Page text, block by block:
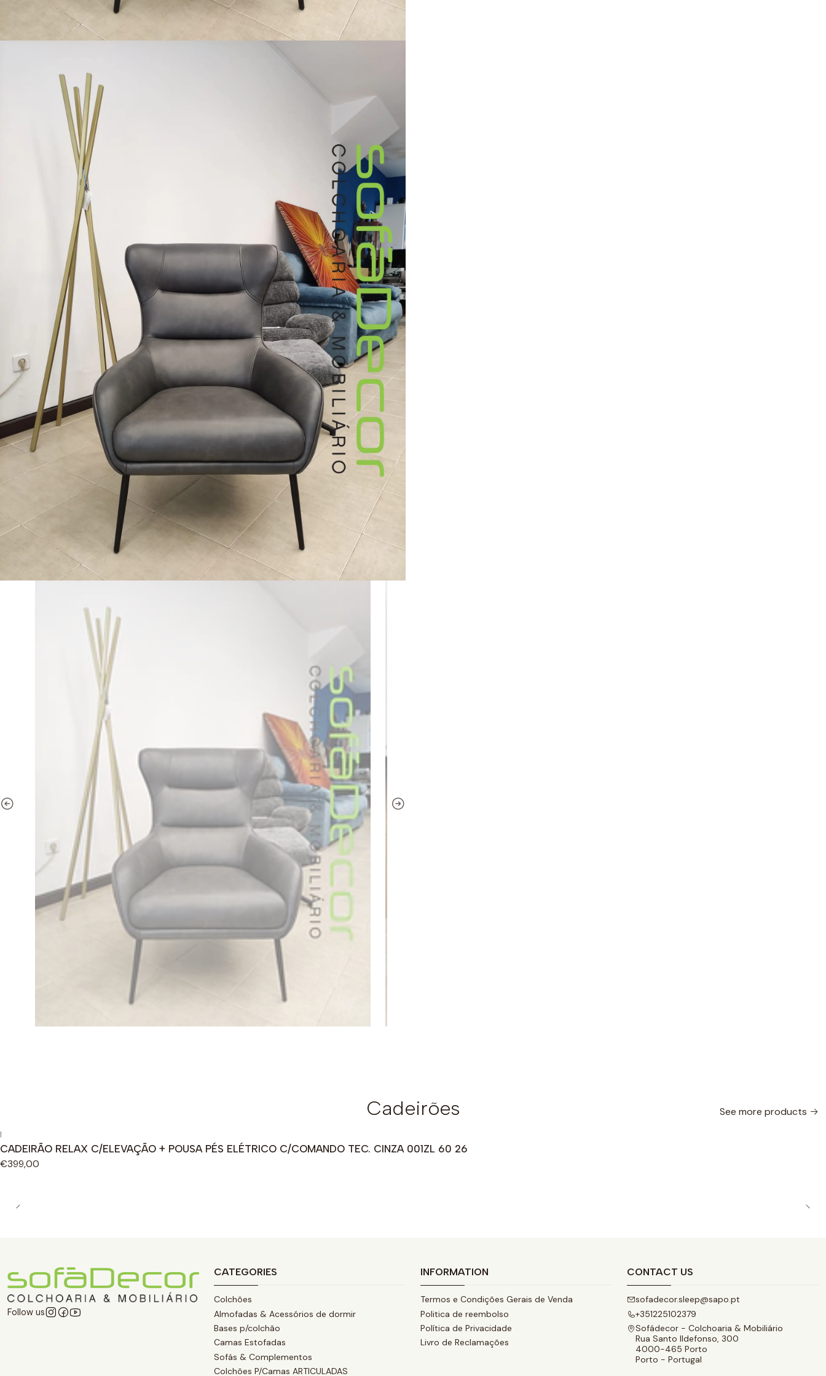
Cadeirões See more products
|
CADEIRÃO RELAX C/ELEVAÇÃO + POUSA PÉS ELÉTRICO C/COMANDO TEC. CINZA 001ZL 60 26
€399,00
Follow us
CATEGORIES
Colchões
Almofadas & Acessórios de dormir
Bases p/colchão
Camas Estofadas
Sofás & Complementos
Colchões P/Camas ARTICULADAS
INFORMATION
Termos e Condições Gerais de Venda
Politica de reembolso
Política de Privacidade
Livro de Reclamações
CONTACT US
sofadecor.sleep@sapo.pt
+351225102379
Sofádecor - Colchoaria & Mobiliário
Rua Santo Ildefonso, 300
4000-465 Porto
Porto - Portugal